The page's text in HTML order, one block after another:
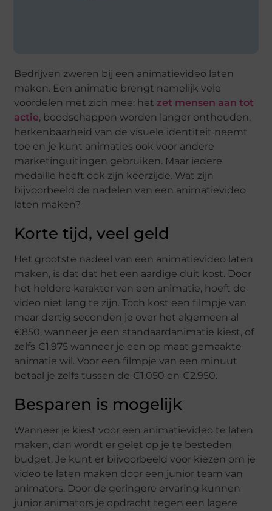
Bedrijven zweren bij een animatievideo laten
maken. Een animatie brengt namelijk vele
voordelen met zich mee: het zet mensen aan tot
actie, boodschappen worden langer onthouden,
herkenbaarheid van de visuele identiteit neemt
toe en je kunt animaties ook voor andere
marketinguitingen gebruiken. Maar iedere
medaille heeft ook zijn keerzijde. Wat zijn
bijvoorbeeld de nadelen van een animatievideo
laten maken?
Korte tijd, veel geld
Het grootste nadeel van een animatievideo laten
maken, is dat dat het een aardige duit kost. Door
het heldere karakter van een animatie, hoeft de
video niet lang te zijn. Toch kost een filmpje van
maar dertig seconden je over het algemeen al
€850, wanneer je een standaardanimatie kiest, of
zelfs €1.975 wanneer je een op maat gemaakte
animatie wil. Voor een filmpje van een minuut
betaal je zelfs tussen de €1.050 en €2.950.
Besparen is mogelijk
Wanneer je kiest voor een animatievideo te laten
maken, dan wordt er gelet op je te besteden
budget. Je kunt er bijvoorbeeld voor kiezen om je
video te laten maken door een junior team van
animators. Door de geringere ervaring kunnen
junior animators je opdracht tegen een lagere